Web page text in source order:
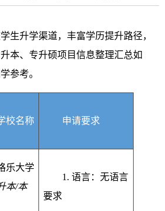
生升学渠道，丰富学历提升路径，
本、专升硕项目信息整理汇总如
参考。
校名称 申请要求
乐大学
本/本
1. 语言：无语言
要求